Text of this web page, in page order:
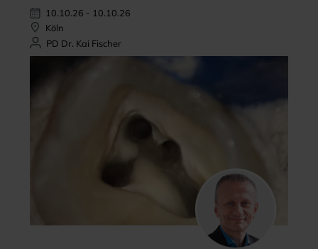
10.10.26 - 10.10.26
Köln
PD Dr. Kai Fischer